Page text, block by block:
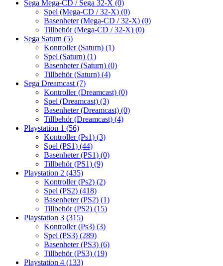
Sega Mega-CD / Sega 32-X (0)
Spel (Mega-CD / 32-X) (0)
Basenheter (Mega-CD / 32-X) (0)
Tillbehör (Mega-CD / 32-X) (0)
Sega Saturn (5)
Kontroller (Saturn) (1)
Spel (Saturn) (1)
Basenheter (Saturn) (0)
Tillbehör (Saturn) (4)
Sega Dreamcast (7)
Kontroller (Dreamcast) (0)
Spel (Dreamcast) (3)
Basenheter (Dreamcast) (0)
Tillbehör (Dreamcast) (4)
Playstation 1 (56)
Kontroller (Ps1) (3)
Spel (PS1) (44)
Basenheter (PS1) (0)
Tillbehör (PS1) (9)
Playstation 2 (435)
Kontroller (Ps2) (2)
Spel (PS2) (418)
Basenheter (PS2) (1)
Tillbehör (PS2) (15)
Playstation 3 (315)
Kontroller (Ps3) (3)
Spel (PS3) (289)
Basenheter (PS3) (6)
Tillbehör (PS3) (19)
Playstation 4 (133)